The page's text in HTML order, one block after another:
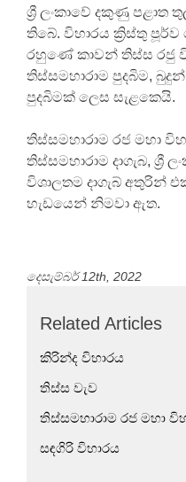
ශ්‍රී ලංකාවේ දකුණු පළාත
තිබේ. විහාරය ක්‍රිස්තු
රහුණේ කාවන් තිස්ස රජු
තිස්සමහාරාම පුදබිම,
පුදබිමක් ලෙස සැළකෙයි.
තිස්සමහාරාම රජ මහා
තිස්සමහාරාම දාගැබ,
විශාලතම දාගැබ් අතුරින්
හැඩයෙන් නිමවා ඇත.
දෙසැම්බර් 12th, 2022
Related Articles
කිරින්ද විහාරය
තිස්ස වැව
තිස්සමහාරාම රජ මහා
සඳගිරි විහාරය